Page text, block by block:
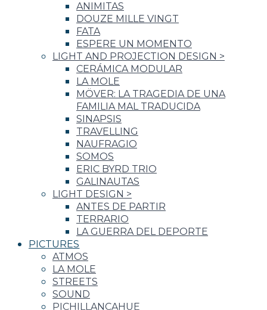
ANIMITAS
DOUZE MILLE VINGT
FATA
ESPERE UN MOMENTO
LIGHT AND PROJECTION DESIGN >
CERÁMICA MODULAR
LA MOLE
MÖVER: LA TRAGEDIA DE UNA
FAMILIA MAL TRADUCIDA
SINAPSIS
TRAVELLING
NAUFRAGIO
SOMOS
ERIC BYRD TRIO
GALINAUTAS
LIGHT DESIGN >
ANTES DE PARTIR
TERRARIO
LA GUERRA DEL DEPORTE
PICTURES
ATMOS
LA MOLE
STREETS
SOUND
PICHILLANCAHUE